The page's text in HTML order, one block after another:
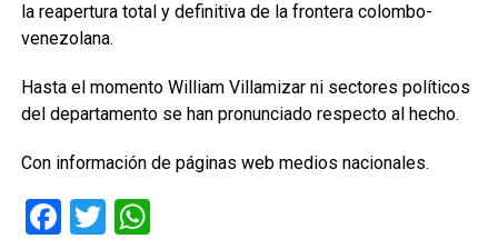
la reapertura total y definitiva de la frontera colombo-
venezolana.
Hasta el momento William Villamizar ni sectores políticos
del departamento se han pronunciado respecto al hecho.
Con información de páginas web medios nacionales.
Facebook
TwitterWhatsApp